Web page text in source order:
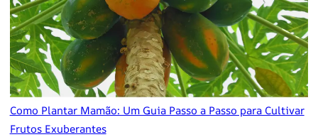
Como Plantar Mamão: Um Guia Passo a Passo para Cultivar
Frutos Exuberantes